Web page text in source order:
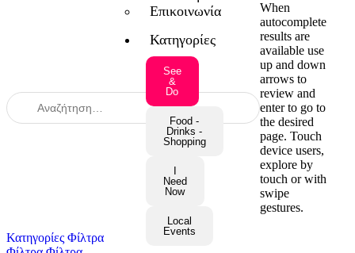
Επικοινωνία
Κατηγορίες
See
&
Do
Food -
Drinks -
Shopping
Need
Now
Local
Events
When
autocomplete
results are
available use
up and down
arrows to
review and
enter to go to
the desired
page. Touch
device users,
explore by
touch or with
swipe
gestures.
Κατηγορίες Φίλτρα